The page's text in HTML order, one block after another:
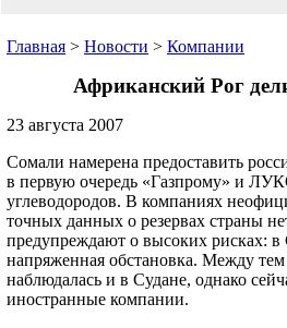
Главная > Новости > Компании
Африканский Рог
23 августа 2007
Сомали намерена предоставить
в первую очередь «Газпрому» и
углеводородов. В компаниях
точных данных о резервах страны
предупреждают о высоких рисках:
напряженная обстановка. Между тем
наблюдалась и в Судане, однако
иностранные компании.